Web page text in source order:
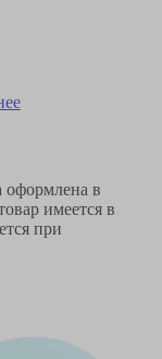
оформлена в
имеется в
при